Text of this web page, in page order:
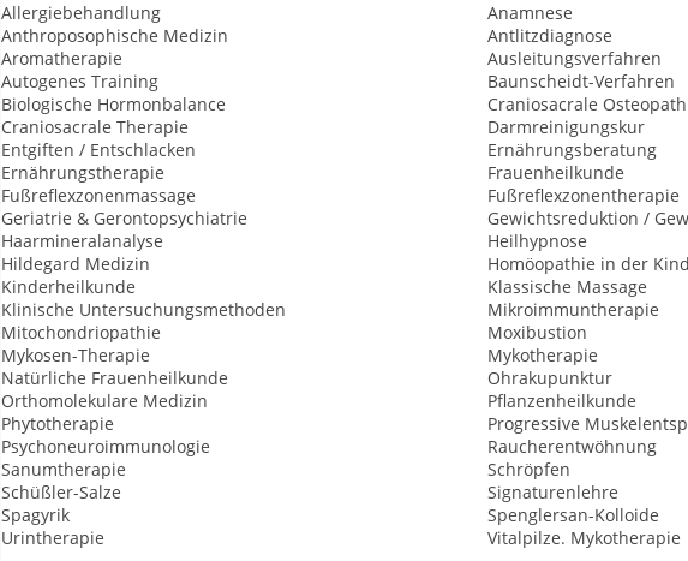
Allergiebehandlung
Anamnese
Anthroposophische Medizin
Antlitzdiagnose
Aromatherapie
Ausleitungsverfahren
Autogenes Training
Baunscheidt-Verfahren
Biologische Hormonbalance
Craniosacrale
Craniosacrale Therapie
Darmreinigungskur
Entgiften / Entschlacken
Ernährungsberatung
Ernährungstherapie
Frauenheilkunde
Fußreflexzonenmassage
Fußreflexzonentherapie
Geriatrie & Gerontopsychiatrie
Gewichtsreduktion /
Haarmineralanalyse
Heilhypnose
Hildegard Medizin
Homöopathie in der
Kinderheilkunde
Klassische Massage
Klinische Untersuchungsmethoden
Mikroimmuntherapie
Mitochondriopathie
Moxibustion
Mykosen-Therapie
Mykotherapie
Natürliche Frauenheilkunde
Ohrakupunktur
Orthomolekulare Medizin
Pflanzenheilkunde
Phytotherapie
Progressive
Psychoneuroimmunologie
Raucherentwöhnung
Sanumtherapie
Schröpfen
Schüßler-Salze
Signaturenlehre
Spagyrik
Spenglersan-Kolloide
Urintherapie
Vitalpilze. Mykotherapie